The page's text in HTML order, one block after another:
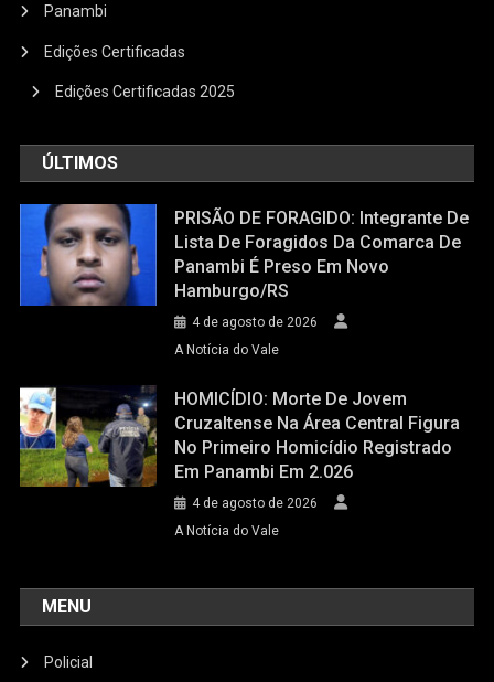
Panambi
Edições Certificadas
Edições Certificadas 2025
ÚLTIMOS
PRISÃO DE FORAGIDO: Integrante De
Lista De Foragidos Da Comarca De
Panambi É Preso Em Novo
Hamburgo/RS
4 de agosto de 2026
A Notícia do Vale
HOMICÍDIO: Morte De Jovem
Cruzaltense Na Área Central Figura
No Primeiro Homicídio Registrado
Em Panambi Em 2.026
4 de agosto de 2026
A Notícia do Vale
MENU
Policial